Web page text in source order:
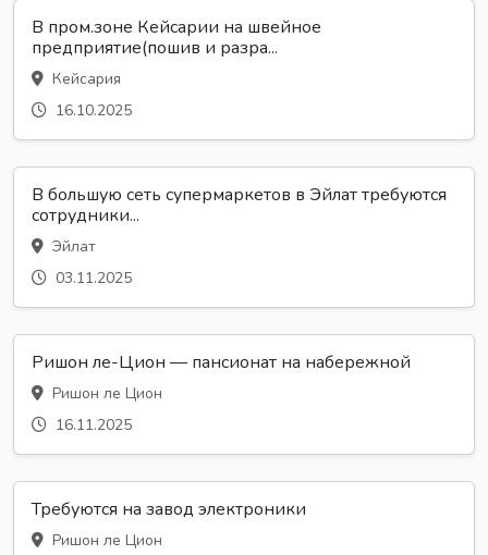
В пром.зоне Кейсарии на швейное
предприятие(пошив и разра...
Кейсария
16.10.2025
В большую сеть супермаркетов в Эйлат требуются
сотрудники...
Эйлат
03.11.2025
Ришон ле-Цион — пансионат на набережной
Ришон ле Цион
16.11.2025
Требуются на завод электроники
Ришон ле Цион